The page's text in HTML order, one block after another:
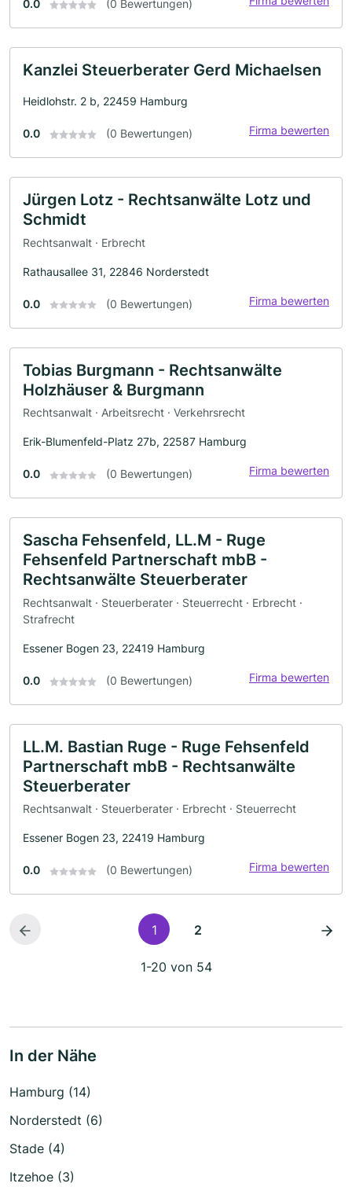
0.0 (0 Bewertungen)
Kanzlei Steuerberater Gerd Michaelsen
Heidlohstr. 2 b, 22459 Hamburg
0.0 (0 Bewertungen) Firma bewerten
Jürgen Lotz - Rechtsanwälte Lotz und
Schmidt
Rechtsanwalt · Erbrecht
Rathausallee 31, 22846 Norderstedt
0.0 (0 Bewertungen) Firma bewerten
Tobias Burgmann - Rechtsanwälte
Holzhäuser & Burgmann
Rechtsanwalt · Arbeitsrecht · Verkehrsrecht
Erik-Blumenfeld-Platz 27b, 22587 Hamburg
0.0 (0 Bewertungen) Firma bewerten
Sascha Fehsenfeld, LL.M - Ruge
Fehsenfeld Partnerschaft mbB -
Rechtsanwälte Steuerberater
Rechtsanwalt · Steuerberater · Steuerrecht · Erbrecht ·
Strafrecht
Essener Bogen 23, 22419 Hamburg
0.0 (0 Bewertungen) Firma bewerten
LL.M. Bastian Ruge - Ruge Fehsenfeld
Partnerschaft mbB - Rechtsanwälte
Steuerberater
Rechtsanwalt · Steuerberater · Erbrecht · Steuerrecht
Essener Bogen 23, 22419 Hamburg
0.0 (0 Bewertungen) Firma bewerten
1 2
1-20 von 54
In der Nähe
Hamburg (14)
Norderstedt (6)
Stade (4)
Itzehoe (3)